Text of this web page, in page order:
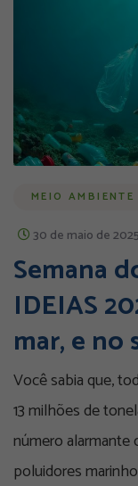
MEIO AMBIENTE
30 de maio de 2025
Semana
IDEIAS
mar, e no
Você sabia que,
13 milhões de
número alarmante
poluidores